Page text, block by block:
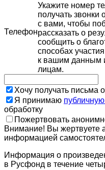
Телефон
Укажите номер
получать
с вами, чтобы
рассказать о
сообщить о
способах
к вашим данным
лицам.
Хочу получать письма
Я принимаю
обработку
Пожертвовать
Внимание! Вы жертвуете
информацией
Информация о
в Русфонд в течение